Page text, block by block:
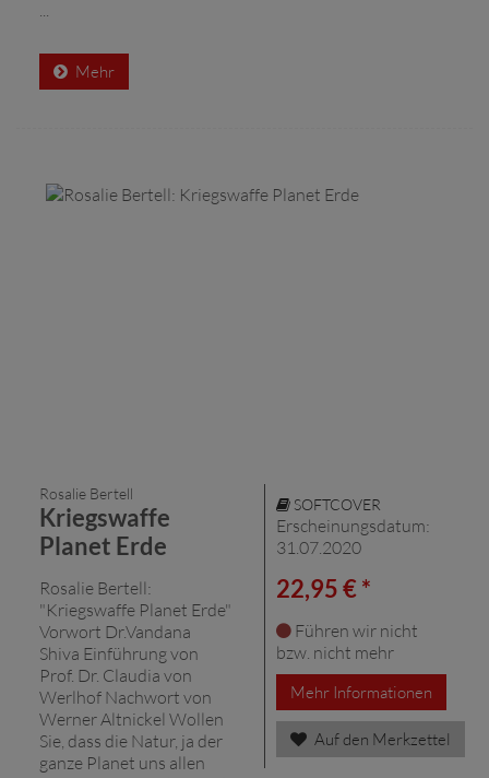
Mehr
Rosalie Bertell
Kriegswaffe
Planet Erde
Rosalie Bertell:
"Kriegswaffe Planet Erde"
Vorwort Dr.Vandana
Shiva Einführung von
Prof. Dr. Claudia von
Werlhof Nachwort von
Werner Altnickel Wollen
Sie, dass die Natur, ja der
ganze Planet uns allen
SOFTCOVER
Erscheinungsdatum:
31.07.2020
22,95 € *
Führen wir nicht
bzw. nicht mehr
Mehr Informationen
Auf den Merkzettel